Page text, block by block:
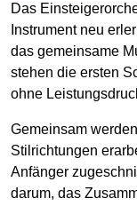
Das
Instrument neu
das gemeinsame
stehen die ersten
ohne
Gemeinsam
Stilrichtungen
Anfänger
darum, das